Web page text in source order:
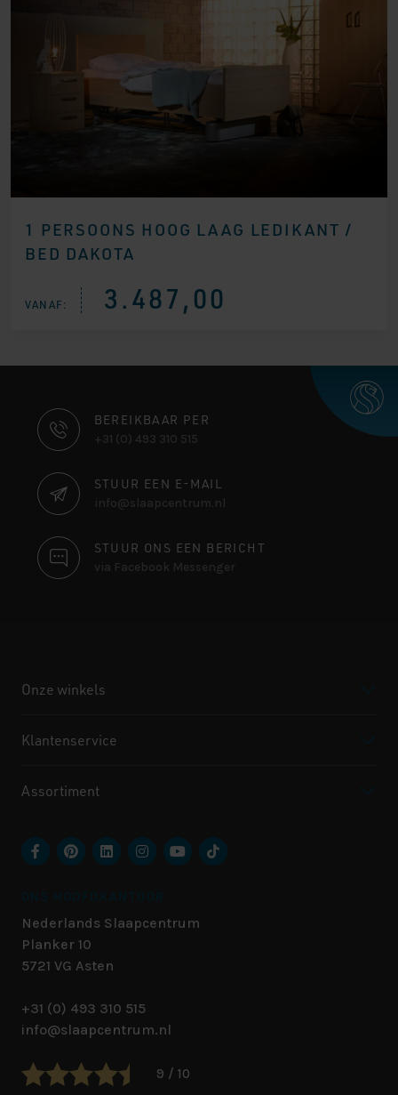
1 PERSOONS HOOG LAAG LEDIKANT /
BED DAKOTA
VANAF: 3.487,00
CONTACT
INFORMATIE
BEREIKBAAR PER
+31 (0) 493 310 515
STUUR EEN E-MAIL
info@slaapcentrum.nl
STUUR ONS EEN BERICHT
via Facebook Messenger
Onze winkels
Klantenservice
Assortiment
Nederlands Slaapcentrum
Planker 10
5721 VG Asten
+31 (0) 493 310 515
info@slaapcentrum.nl
9 / 10